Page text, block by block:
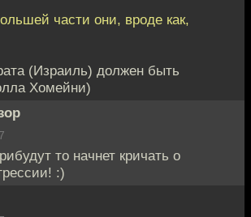
части они, вроде как,
(Израиль) должен быть
Хомейни)
то начнет кричать о
:)